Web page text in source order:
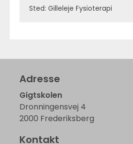
Sted: Gilleleje Fysioterapi
Adresse
Gigtskolen
Dronningensvej 4
2000 Frederiksberg
Kontakt